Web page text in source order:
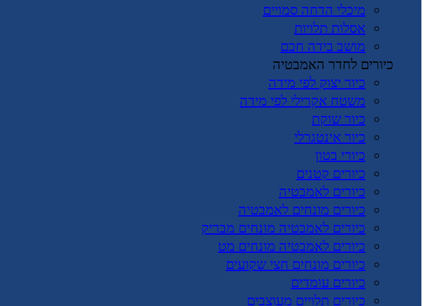
מיכלי הדחה סמויים
אסלות תלויות
מושב בידה חכם
כיורים לחדר האמבטיה
כיור יצוק לפי מידה
משטח אקרילי לפי מידה
כיור שוקת
כיור אינטגרלי
כיורי בטון
כיורים קטנים
כיורים לאמבטיה
כיורים מונחים לאמבטיה
כיורים לאמבטיה מונחים מבריק
כיורים לאמבטיה מונחים מט
כיורים מונחים חצי שקועים
כיורים עומדים
כיורים תלויים מעוצבים